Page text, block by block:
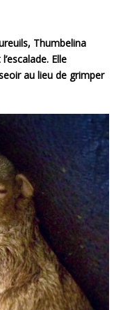
Thumbelina
Elle
au lieu de grimper